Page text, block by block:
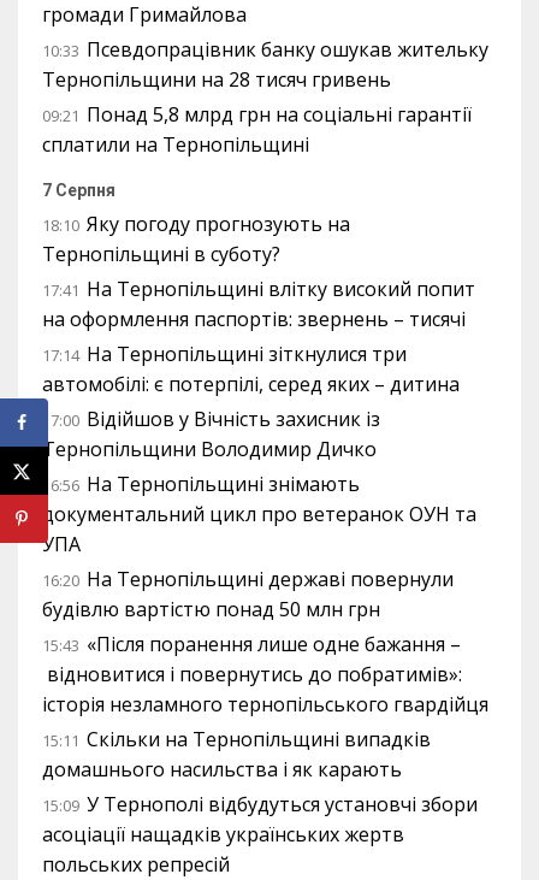
громади Гримайлова
10:33 Псевдопрацівник банку ошукав жительку
Тернопільщини на 28 тисяч гривень
09:21 Понад 5,8 млрд грн на соціальні гарантії
сплатили на Тернопільщині
7 Серпня
18:10 Яку погоду прогнозують на
Тернопільщині в суботу?
17:41 На Тернопільщині влітку високий попит
на оформлення паспортів: звернень – тисячі
17:14 На Тернопільщині зіткнулися три
автомобілі: є потерпілі, серед яких – дитина
17:00 Відійшов у Вічність захисник із
Тернопільщини Володимир Дичко
16:56 На Тернопільщині знімають
документальний цикл про ветеранок ОУН та
УПА
16:20 На Тернопільщині державі повернули
будівлю вартістю понад 50 млн грн
15:43 «Після поранення лише одне бажання –
відновитися і повернутись до побратимів»:
історія незламного тернопільського гвардійця
15:11 Скільки на Тернопільщині випадків
домашнього насильства і як карають
15:09 У Тернополі відбудуться установчі збори
асоціації нащадків українських жертв
польських репресій